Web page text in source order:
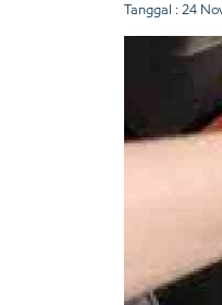
Tanggal : 24